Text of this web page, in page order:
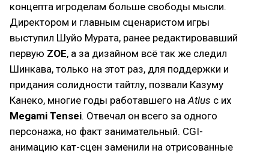
концепта игроделам больше свободы мысли.
Директором и главным сценаристом игры
выступил Шуйо Мурата, ранее редактировавший
первую ZOE, а за дизайном всё так же следил
Шинкава, только на этот раз, для поддержки и
придания солидности тайтлу, позвали Казуму
Канеко, многие годы работавшего наAtlus с их
Megami Tensei. Отвечал он всего за одного
персонажа, но факт занимательный. CGI-
анимацию кат-сцен заменили на отрисованные